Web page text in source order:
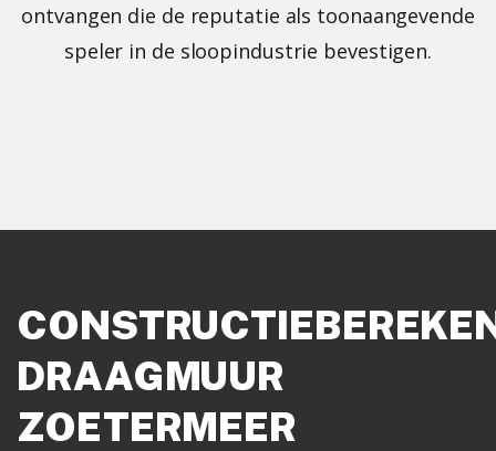
ontvangen die de reputatie als toonaangevende
speler in de sloopindustrie bevestigen.
DRAAGMUUR
ZOETERMEER